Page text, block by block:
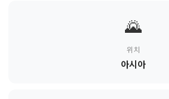
🌄
위치
아시아